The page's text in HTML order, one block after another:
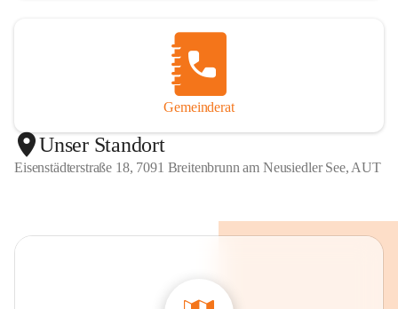
Gemeinderat
Unser Standort
Eisenstädterstraße 18, 7091 Breitenbrunn am Neusiedler See, AUT